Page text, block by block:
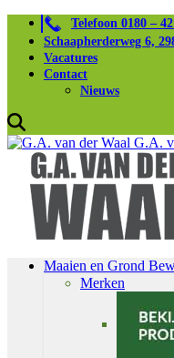
Telefoon 0180 –
Schaapherderweg 6,
Vacatures
Contact
Nieuws
G.A.
Maaien en Grond
Merken